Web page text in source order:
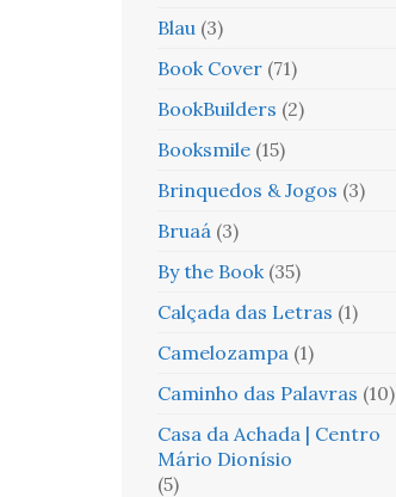
Blau (3)
Book Cover (71)
BookBuilders (2)
Booksmile (15)
Brinquedos & Jogos (3)
Bruaá (3)
By the Book (35)
Calçada das Letras (1)
Camelozampa (1)
Caminho das Palavras (10)
Casa da Achada | Centro
Mário Dionísio
(5)